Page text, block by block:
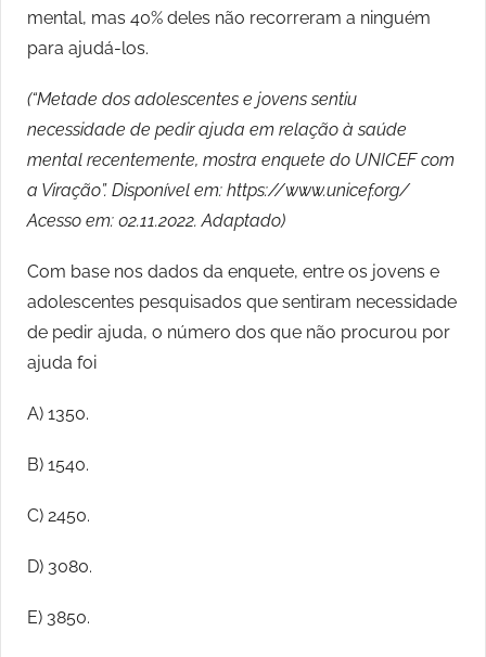
mental, mas 40% deles não recorreram a ninguém
para ajudá-los.
(“Metade dos adolescentes e jovens sentiu
necessidade de pedir ajuda em relação à saúde
mental recentemente, mostra enquete do UNICEF com
a Viração”. Disponível em: https://www.unicef.org/
Acesso em: 02.11.2022. Adaptado)
Com base nos dados da enquete, entre os jovens e
adolescentes pesquisados que sentiram necessidade
de pedir ajuda, o número dos que não procurou por
ajuda foi
A) 1350.
B) 1540.
C) 2450.
D) 3080.
E) 3850.